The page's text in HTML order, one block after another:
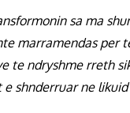
sa ma
marramendas per
te ndryshme rreth
shnderruar ne